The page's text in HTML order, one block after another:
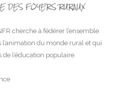
DES FOYERS RURAUX
cherche à fédérer l’ensemble
du monde rural et qui
l’éducation populaire.